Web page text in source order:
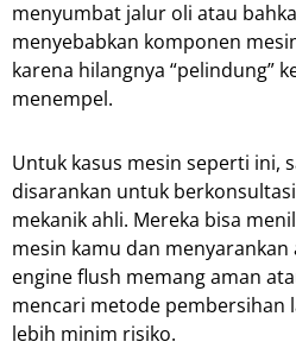
menyumbat jalur oli atau
menyebabkan komponen
karena hilangnya “pelindung”
menempel.
Untuk kasus mesin seperti ini,
disarankan untuk
mekanik ahli. Mereka bisa
mesin kamu dan menyarankan
engine flush memang aman
mencari metode pembersihan
lebih minim risiko.